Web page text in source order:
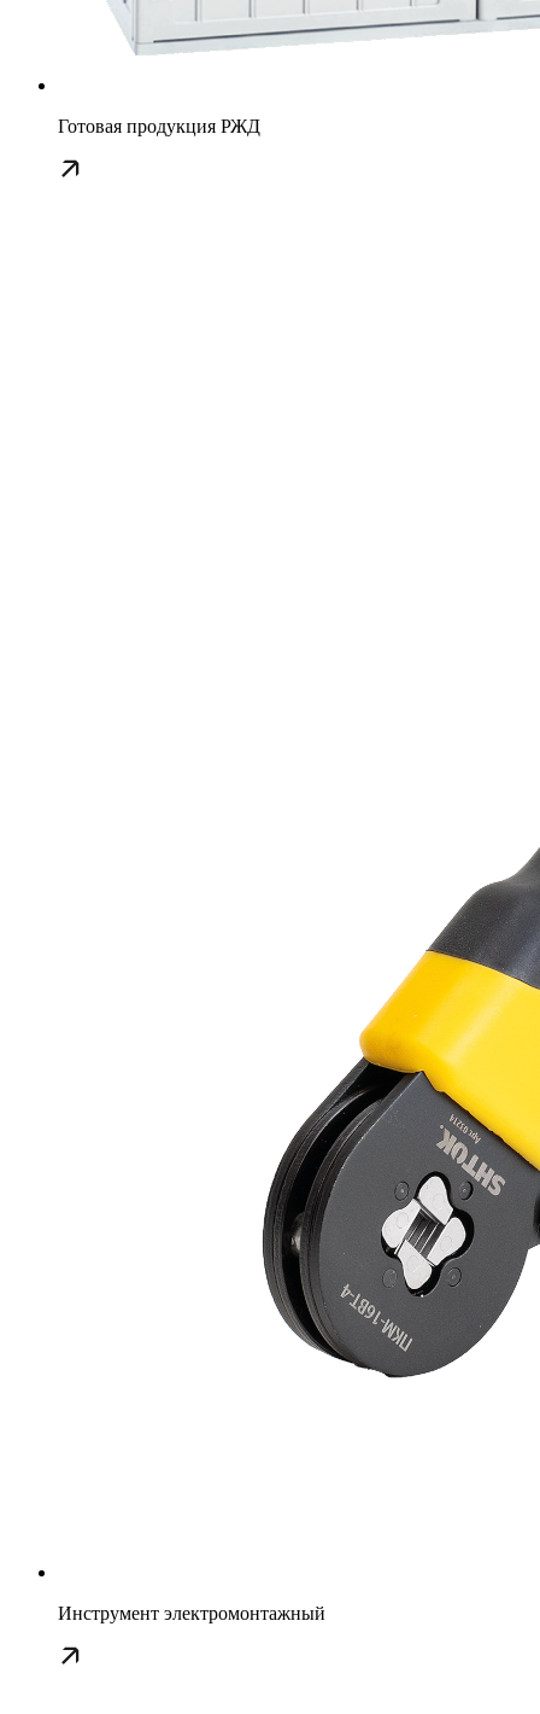
Готовая продукция РЖД
Инструмент электромонтажный